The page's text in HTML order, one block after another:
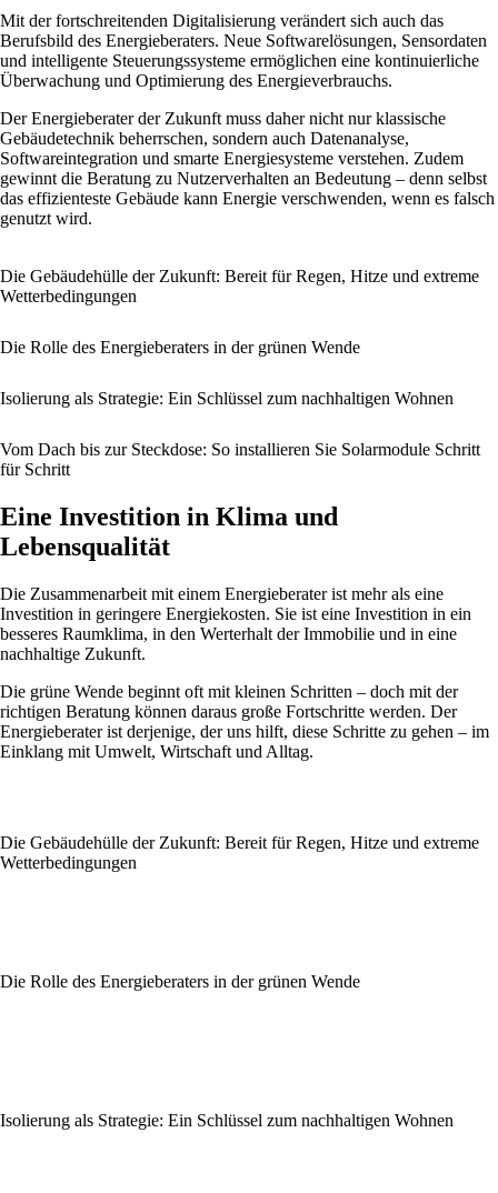
Mit der fortschreitenden Digitalisierung verändert sich auch das
Berufsbild des Energieberaters. Neue Softwarelösungen, Sensordaten
und intelligente Steuerungssysteme ermöglichen eine kontinuierliche
Überwachung und Optimierung des Energieverbrauchs.
Der Energieberater der Zukunft muss daher nicht nur klassische
Gebäudetechnik beherrschen, sondern auch Datenanalyse,
Softwareintegration und smarte Energiesysteme verstehen. Zudem
gewinnt die Beratung zu Nutzerverhalten an Bedeutung – denn selbst
das effizienteste Gebäude kann Energie verschwenden, wenn es falsch
genutzt wird.
Die Gebäudehülle der Zukunft: Bereit für Regen, Hitze und extreme
Wetterbedingungen
Die Rolle des Energieberaters in der grünen Wende
Isolierung als Strategie: Ein Schlüssel zum nachhaltigen Wohnen
Vom Dach bis zur Steckdose: So installieren Sie Solarmodule Schritt
für Schritt
Eine Investition in Klima und
Lebensqualität
Die Zusammenarbeit mit einem Energieberater ist mehr als eine
Investition in geringere Energiekosten. Sie ist eine Investition in ein
besseres Raumklima, in den Werterhalt der Immobilie und in eine
nachhaltige Zukunft.
Die grüne Wende beginnt oft mit kleinen Schritten – doch mit der
richtigen Beratung können daraus große Fortschritte werden. Der
Energieberater ist derjenige, der uns hilft, diese Schritte zu gehen – im
Einklang mit Umwelt, Wirtschaft und Alltag.
Die Gebäudehülle der Zukunft: Bereit für Regen, Hitze und extreme
Wetterbedingungen
Die Rolle des Energieberaters in der grünen Wende
Isolierung als Strategie: Ein Schlüssel zum nachhaltigen Wohnen